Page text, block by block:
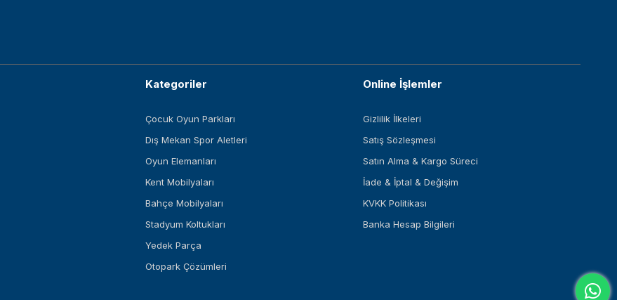
Kategoriler
Çocuk Oyun Parkları
Dış Mekan Spor Aletleri
Oyun Elemanları
Kent Mobilyaları
Bahçe Mobilyaları
Stadyum Koltukları
Yedek Parça
Otopark Çözümleri
Online İşlemler
Gizlilik İlkeleri
Satış Sözleşmesi
Satın Alma & Kargo Süreci
İade & İptal & Değişim
KVKK Politikası
Banka Hesap Bilgileri